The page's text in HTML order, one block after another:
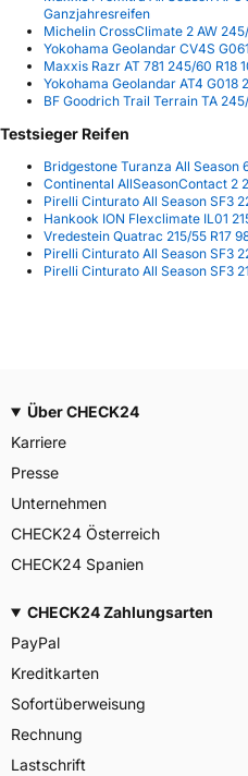
Ganzjahresreifen
Michelin CrossClimate 2 AW
Yokohama Geolandar CV4S
Maxxis Razr AT 781 245/60 R18
Yokohama Geolandar AT4 G018
BF Goodrich Trail Terrain TA
Testsieger Reifen
Bridgestone Turanza All Season
Continental AllSeasonContact 2
Pirelli Cinturato All Season SF3
Hankook ION Flexclimate IL01
Vredestein Quatrac 215/55 R17
Pirelli Cinturato All Season SF3
Pirelli Cinturato All Season SF3
Über CHECK24
Karriere
Presse
Unternehmen
CHECK24 Österreich
CHECK24 Spanien
CHECK24 Zahlungsarten
PayPal
Kreditkarten
Sofortüberweisung
Rechnung
Lastschrift